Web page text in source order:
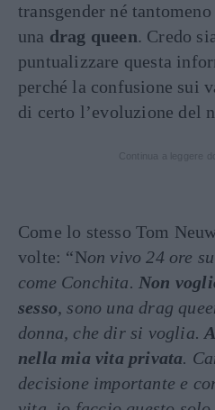
transgender né
una drag queen. Credo
puntualizzare questa
perché la confusione sui
di certo l’evoluzione del
Come lo stesso Tom
volte: “Non vivo 24 ore
come Conchita. Non
sesso, sono una drag
donna, che dir si voglia.
nella mia vita privata.
decisione importante e